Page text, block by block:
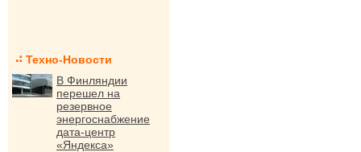
Техно-Новости
В Финляндии
перешел на
резервное
энергоснабжение
дата-центр
«Яндекса»